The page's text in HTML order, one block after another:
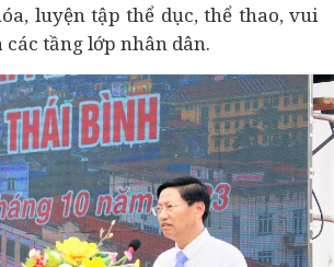
luyện tập thể dục, thể thao, vui
tầng lớp nhân dân.